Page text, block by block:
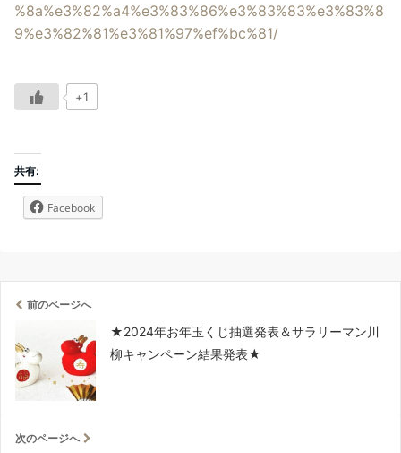
%8a%e3%82%a4%e3%83%86%e3%83%83%e3%83%8
9%e3%82%81%e3%81%97%ef%bc%81/
+1
共有:
Facebook
前のページへ
★2024年お年玉くじ抽選発表＆サラリーマン川
柳キャンペーン結果発表★
次のページへ